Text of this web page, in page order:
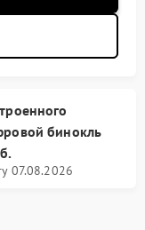
бинокль
07.08.2026